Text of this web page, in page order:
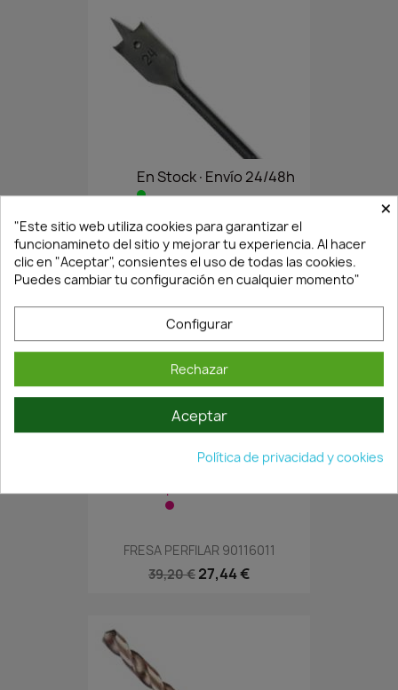
En Stock·Envío 24/48h
BROCA MADERA PALA 38 MM
11,06 € 7,74 €
FRESA PERFILAR 90116011
39,20 € 27,44 €
×
"Este sitio web utiliza cookies para garantizar el
funcionamineto del sitio y mejorar tu experiencia. Al hacer
clic en "Aceptar", consientes el uso de todas las cookies.
Puedes cambiar tu configuración en cualquier momento"
Configurar
Rechazar
Aceptar
Política de privacidad y cookies